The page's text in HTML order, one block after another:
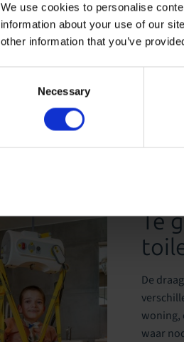
We use cookies to personalise
information about your use of our
other information that you’ve
Necessary
te staan
Te
De
woning,
waar